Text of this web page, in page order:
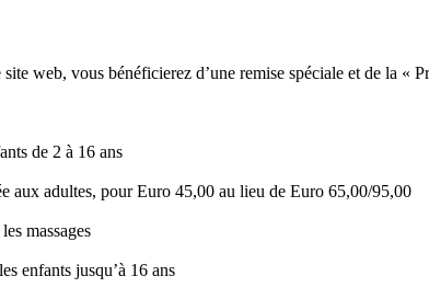
web, vous bénéficierez d’une remise spéciale et de la «
de 2 à 16 ans
aux adultes, pour Euro 45,00 au lieu de Euro 65,00/95,00
massages
enfants jusqu’à 16 ans